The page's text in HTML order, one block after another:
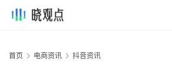
首页 电商资讯 抖音资讯